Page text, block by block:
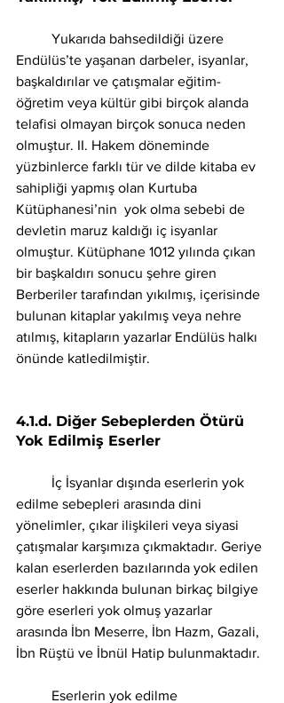
Endülüs’te yaşanan darbeler, isyanlar,
başkaldırılar ve çatışmalar eğitim-
öğretim veya kültür gibi birçok alanda
telafisi olmayan birçok sonuca neden
olmuştur. II. Hakem döneminde
yüzbinlerce farklı tür ve dilde kitaba ev
sahipliği yapmış olan Kurtuba
Kütüphanesi’nin  yok olma sebebi de
devletin maruz kaldığı iç isyanlar
olmuştur. Kütüphane 1012 yılında çıkan
bir başkaldırı sonucu şehre giren
Berberiler tarafından yıkılmış, içerisinde
bulunan kitaplar yakılmış veya nehre
atılmış, kitapların yazarlar Endülüs halkı
önünde katledilmiştir.
4.1.d. Diğer Sebeplerden Ötürü
Yok Edilmiş Eserler
edilme sebepleri arasında dini
yönelimler, çıkar ilişkileri veya siyasi
çatışmalar karşımıza çıkmaktadır. Geriye
kalan eserlerden bazılarında yok edilen
eserler hakkında bulunan birkaç bilgiye
göre eserleri yok olmuş yazarlar
arasında İbn Meserre, İbn Hazm, Gazali,
İbn Rüştü ve İbnül Hatip bulunmaktadır.